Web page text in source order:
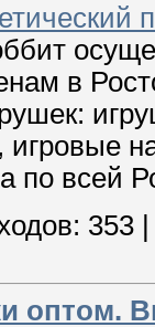
в
по всей
353
оптом.